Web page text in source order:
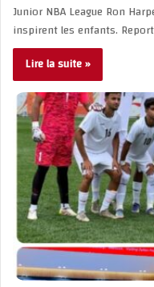
Junior NBA League Ron
inspirent les enfants.
Lire la suite »